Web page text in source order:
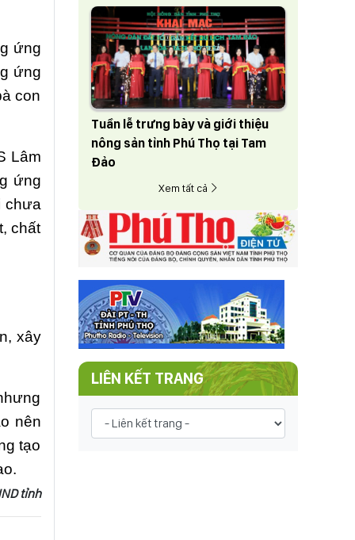
ứng
ứng
con
Lâm
ứng
chưa
chất
xây
nên
tạo
tỉnh
Tuần lễ trưng bày và giới thiệu
nông sản tỉnh Phú Thọ tại Tam
Đảo
Xem tất cả
LIÊN KẾT TRANG